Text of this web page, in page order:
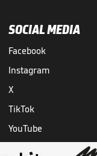
SOCIAL MEDIA
Facebook
Instagram
X
TikTok
YouTube